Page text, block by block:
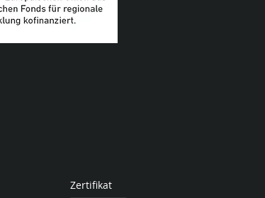
Zertifikat